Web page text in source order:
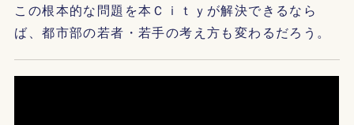
この根本的な問題を本Ｃｉｔｙが解決できるなら
ば、都市部の若者・若手の考え方も変わるだろう。